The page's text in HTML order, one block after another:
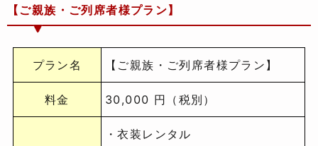
【ご親族・ご列席者様プラン】
プラン名 【ご親族・ご列席者様プラン】
料金 30,000 円（税別）
・衣装レンタル